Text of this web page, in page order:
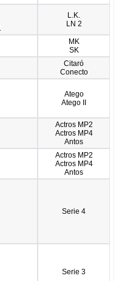
L.K.
LN 2
MK
SK
Citaró
Conecto
Atego
Atego II
Actros MP2
Actros MP4
Antos
Actros MP2
Actros MP4
Antos
Serie 4
Serie 3